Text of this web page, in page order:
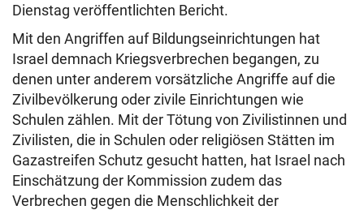
Dienstag veröffentlichten Bericht.
Mit den Angriffen auf Bildungseinrichtungen hat
Israel demnach Kriegsverbrechen begangen, zu
denen unter anderem vorsätzliche Angriffe auf die
Zivilbevölkerung oder zivile Einrichtungen wie
Schulen zählen. Mit der Tötung von Zivilistinnen und
Zivilisten, die in Schulen oder religiösen Stätten im
Gazastreifen Schutz gesucht hatten, hat Israel nach
Einschätzung der Kommission zudem das
Verbrechen gegen die Menschlichkeit der